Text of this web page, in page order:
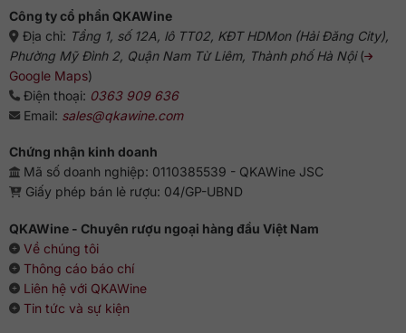
Công ty cổ phần QKAWine
Địa chỉ: Tầng 1, số 12A, lô TT02, KĐT HDMon (Hải Đăng City),
Phường Mỹ Đình 2, Quận Nam Từ Liêm, Thành phố Hà Nội(
Google Maps)
Điện thoại: 0363 909 636
Email: sales@qkawine.com
Chứng nhận kinh doanh
Mã số doanh nghiệp: 0110385539 - QKAWine JSC
Giấy phép bán lẻ rượu: 04/GP-UBND
QKAWine - Chuyên rượu ngoại hàng đầu Việt Nam
Về chúng tôi
Thông cáo báo chí
Liên hệ với QKAWine
Tin tức và sự kiện